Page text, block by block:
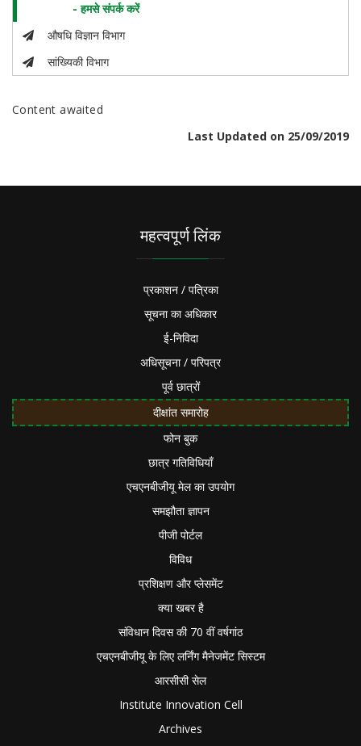
- हमसे संपर्क करें
औषधि विज्ञान विभाग
सांख्यिकी विभाग
Content awaited
Last Updated on 25/09/2019
महत्वपूर्ण लिंक
प्रकाशन / पत्रिका
सूचना का अधिकार
ई-निविदा
अधिसूचना / परिपत्र
पूर्व छात्रों
दीक्षांत समारोह
फोन बुक
छात्र गतिविधियाँ
एचएनबीजीयू मेल का उपयोग
समझौता ज्ञापन
पीजी पोर्टल
विविध
प्रशिक्षण और प्लेसमेंट
क्या खबर है
संविधान दिवस की 70 वीं वर्षगांठ
एचएनबीजीयू के लिए लर्निंग मैनेजमेंट सिस्टम
आरसीसी सेल
Institute Innovation Cell
Archives